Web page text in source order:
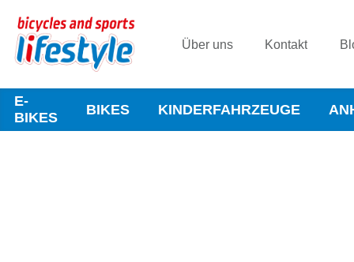
Über uns Kontakt
E-
BIKES
BIKES KINDERFAHRZEUGE